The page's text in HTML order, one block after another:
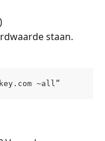
staan.
~all”